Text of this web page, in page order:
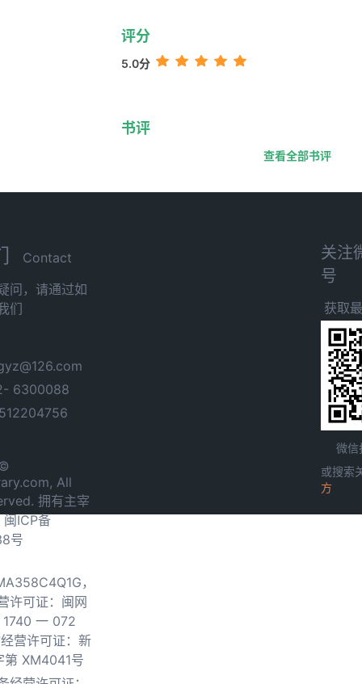
评分
5.0分
书评
查看全部书评
Contact
问，请通过如
们
6300088
All
拥有主宰
闽ICP备
号
，
许可证：闽网
一 072
营许可证：新
第 XM4041号
关注
号
获取
微信
或搜索
方